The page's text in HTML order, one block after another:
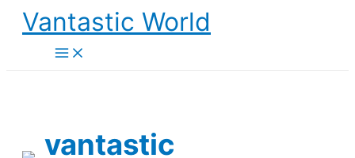
Skip
content
Vantastic World
vantastic